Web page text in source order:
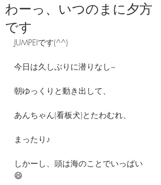
わーっ、いつのまに夕方
です
JUMPEIです(^^)
今日は久しぶりに潜りなし~
朝ゆっくりと動き出して、
あんちゃん(看板犬)とたわむれ、
まったり♪
しかーし、頭は海のことでいっぱい
😄